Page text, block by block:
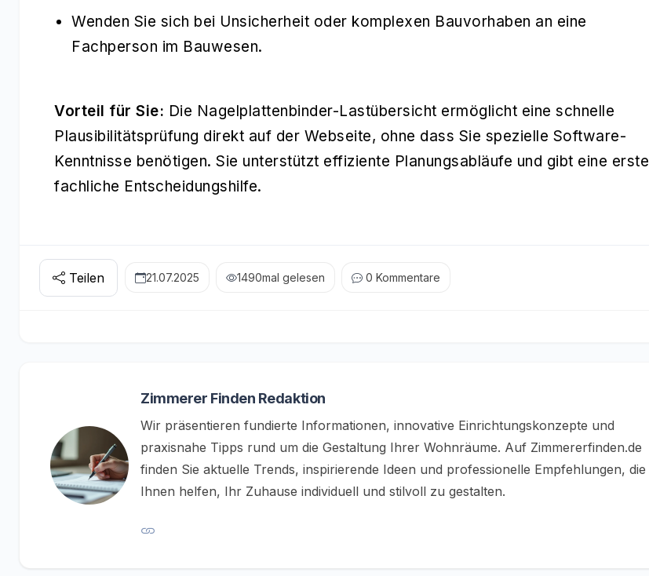
Wenden Sie sich bei Unsicherheit oder komplexen Bauvorhaben an eine
Fachperson im Bauwesen.
Vorteil für Sie: Die Nagelplattenbinder-Lastübersicht ermöglicht eine schnelle
Plausibilitätsprüfung direkt auf der Webseite, ohne dass Sie spezielle Software-
Kenntnisse benötigen. Sie unterstützt effiziente Planungsabläufe und gibt eine erste
fachliche Entscheidungshilfe.
Teilen 21.07.2025 1490mal gelesen 0 Kommentare
Zimmerer Finden Redaktion
Wir präsentieren fundierte Informationen, innovative Einrichtungskonzepte und
praxisnahe Tipps rund um die Gestaltung Ihrer Wohnräume. Auf Zimmererfinden.de
finden Sie aktuelle Trends, inspirierende Ideen und professionelle Empfehlungen, die
Ihnen helfen, Ihr Zuhause individuell und stilvoll zu gestalten.